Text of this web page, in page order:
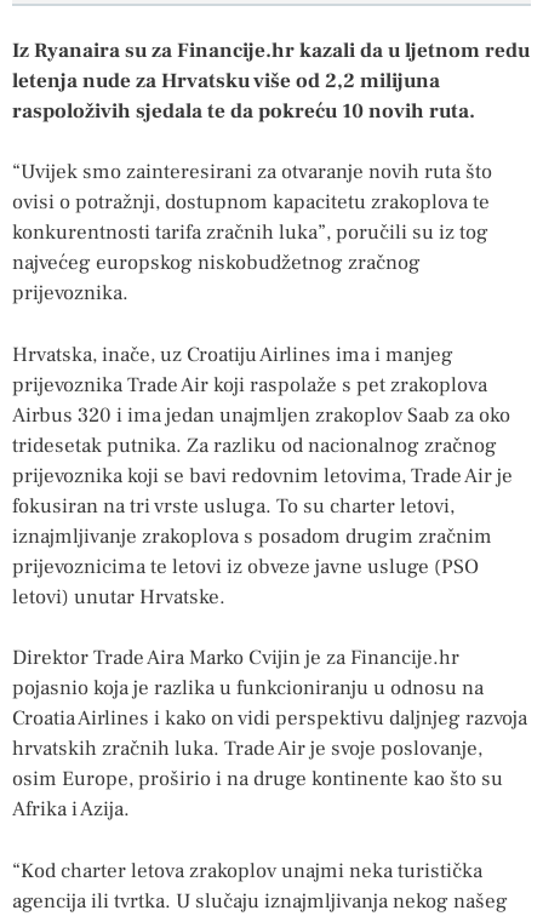
Iz Ryanaira su za Financije.hr kazali da u ljetnom redu
letenja nude za Hrvatsku više od 2,2 milijuna
raspoloživih sjedala te da pokreću 10 novih ruta.
“Uvijek smo zainteresirani za otvaranje novih ruta što
ovisi o potražnji, dostupnom kapacitetu zrakoplova te
konkurentnosti tarifa zračnih luka”, poručili su iz tog
najvećeg europskog niskobudžetnog zračnog
prijevoznika.
Hrvatska, inače, uz Croatiju Airlines ima i manjeg
prijevoznika Trade Air koji raspolaže s pet zrakoplova
Airbus 320 i ima jedan unajmljen zrakoplov Saab za oko
tridesetak putnika. Za razliku od nacionalnog zračnog
prijevoznika koji se bavi redovnim letovima, Trade Air je
fokusiran na tri vrste usluga. To su charter letovi,
iznajmljivanje zrakoplova s posadom drugim zračnim
prijevoznicima te letovi iz obveze javne usluge (PSO
letovi) unutar Hrvatske.
Direktor Trade Aira Marko Cvijin je za Financije.hr
pojasnio koja je razlika u funkcioniranju u odnosu na
Croatia Airlines i kako on vidi perspektivu daljnjeg razvoja
hrvatskih zračnih luka. Trade Air je svoje poslovanje,
osim Europe, proširio i na druge kontinente kao što su
Afrika i Azija.
“Kod charter letova zrakoplov unajmi neka turistička
agencija ili tvrtka. U slučaju iznajmljivanja nekog našeg